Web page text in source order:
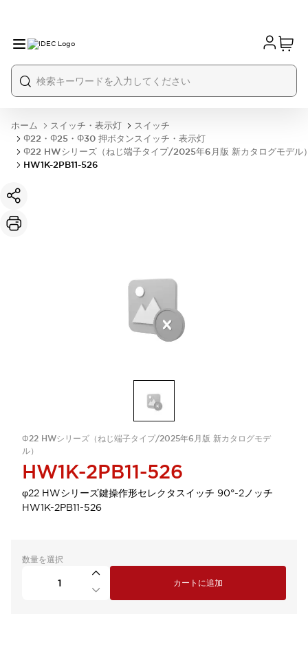
ホーム スイッチ・表示灯
スイッチ
Φ22・Φ25・Φ30 押ボタンスイッチ・表示灯
Φ22 HWシリーズ（ねじ端子タイプ/2025年6月版 新カタログモデル
HW1K-2PB11-526
Φ22 HWシリーズ（ねじ端子タイプ/2025年6月版 新カタログモデ
ル）
HW1K-2PB11-526
φ22 HWシリーズ鍵操作形セレクタスイッチ 90°-2ノッチ
HW1K-2PB11-526
数量を選択
カートに追加